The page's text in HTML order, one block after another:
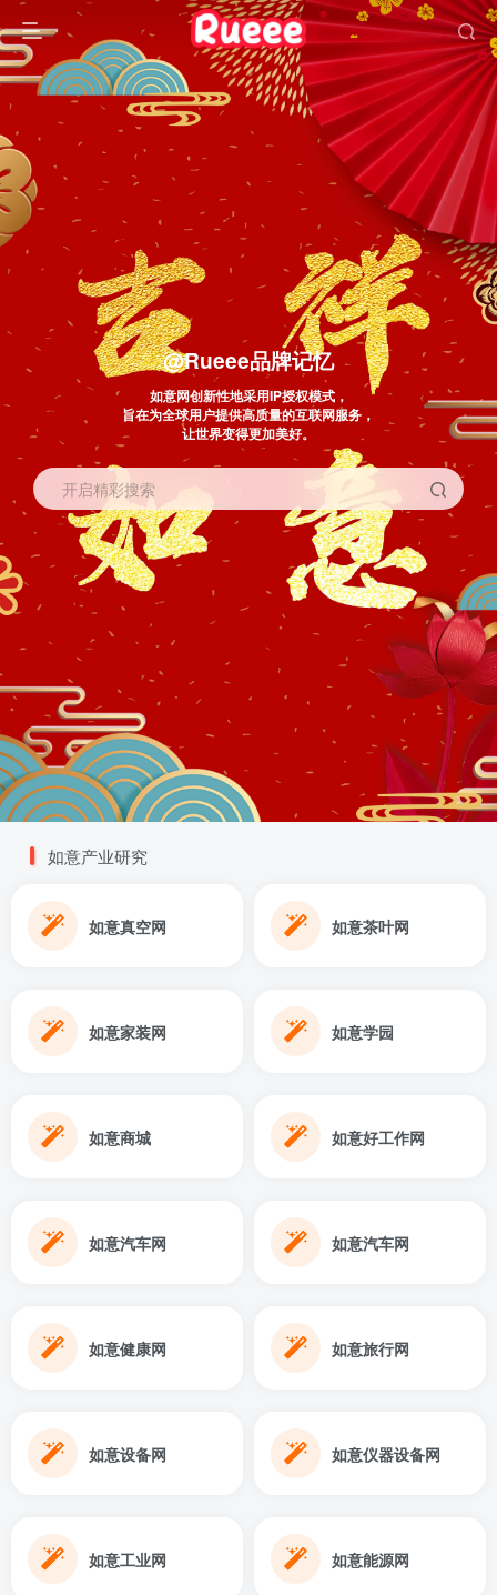
@Rueee品牌记忆
如意网创新性地采用IP授权模式，
旨在为全球用户提供高质量的互联网服务，
让世界变得更加美好。
开启精彩搜索
如意产业研究
如意真空网 如意茶叶网
如意家装网 如意学园
如意商城 如意好工作网
如意汽车网 如意汽车网
如意健康网 如意旅行网
如意设备网 如意仪器设备网
如意工业网 如意能源网